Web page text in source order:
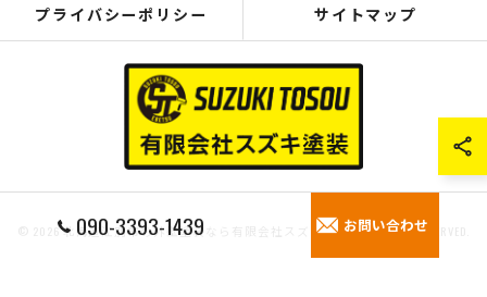
090-3393-1439 お問い合わせ
プライバシーポリシー サイトマップ
© 2026 北海道江別市の外壁塗装なら有限会社スズキ塗装 ALL RIGHTS RESERVED.